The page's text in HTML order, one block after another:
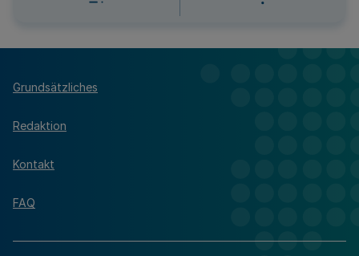
Grundsätzliches
Redaktion
Kontakt
FAQ